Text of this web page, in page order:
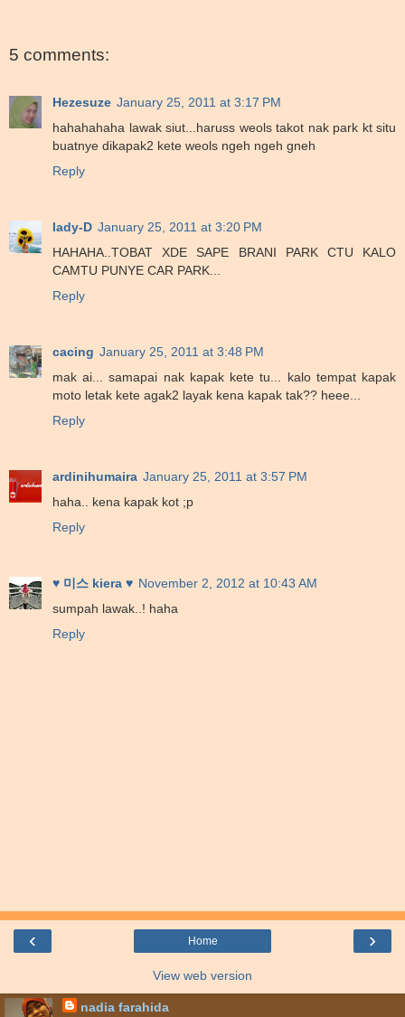
5 comments:
Hezesuze January 25, 2011 at 3:17 PM
hahahahaha lawak siut...haruss weols takot nak park kt situ
buatnye dikapak2 kete weols ngeh ngeh gneh
Reply
lady-D January 25, 2011 at 3:20 PM
HAHAHA..TOBAT XDE SAPE BRANI PARK CTU KALO
CAMTU PUNYE CAR PARK...
Reply
cacing January 25, 2011 at 3:48 PM
mak ai... samapai nak kapak kete tu... kalo tempat kapak
moto letak kete agak2 layak kena kapak tak?? heee...
Reply
ardinihumaira January 25, 2011 at 3:57 PM
haha.. kena kapak kot ;p
Reply
♥ 미스 kiera ♥ November 2, 2012 at 10:43 AM
sumpah lawak..! haha
Reply
‹ ›
Home
View web version
nadia farahida